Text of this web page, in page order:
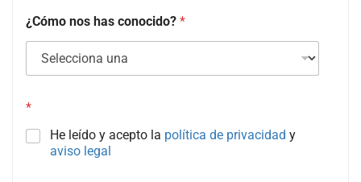
¿Cómo nos has conocido? *
*
He leído y acepto la política de privacidad y
aviso legal